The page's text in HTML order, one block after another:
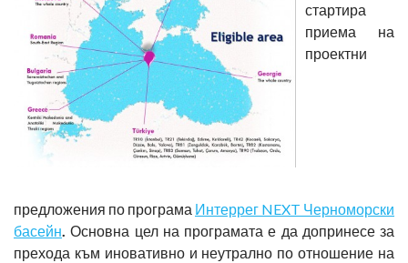
стартира
приема на
проектни
предложения по програма Интеррег NEXT Черноморски
басейн. Основна цел на програмата е да допринесе за
прехода към иновативно и неутрално по отношение на